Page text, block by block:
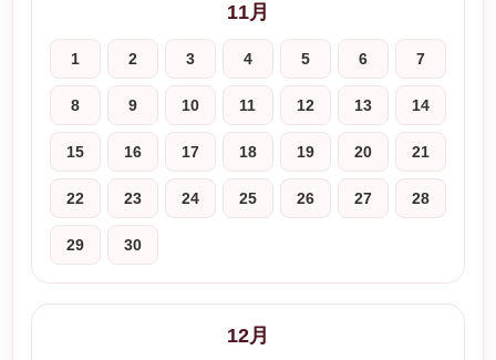
11月
1 2 3 4 5 6 7
8 9 10 11 12 13 14
15 16 17 18 19 20 21
22 23 24 25 26 27 28
29 30
12月